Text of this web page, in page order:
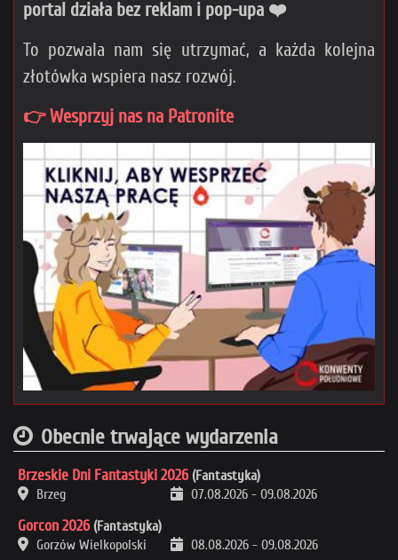
portal działa bez reklam i pop-upa ❤️
To pozwala nam się utrzymać, a każda kolejna
złotówka wspiera nasz rozwój.
👉 Wesprzyj nas na Patronite
Obecnie trwające wydarzenia
Brzeskie Dni Fantastyki 2026 (Fantastyka)
Brzeg
07.08.2026 - 09.08.2026
Gorcon 2026 (Fantastyka)
Gorzów Wielkopolski
08.08.2026 - 09.08.2026